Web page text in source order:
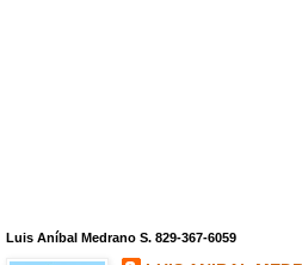
Luis Aníbal Medrano S. 829-367-6059